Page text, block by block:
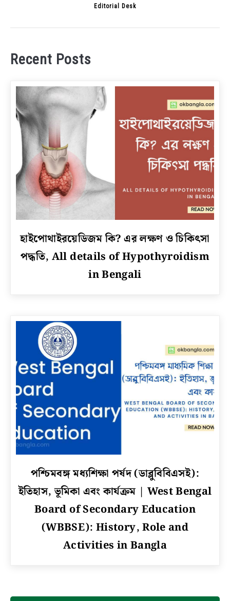
Editorial Desk
Recent Posts
link
হাইপোথাইরয়েডিজম
চিকিৎসা
details
of
Hypothyroidism
in
Bengali
হাইপোথাইরয়েডিজম কি? এর লক্ষণ ও চিকিৎসা
পদ্ধতি, All details of Hypothyroidism
in Bengali
to
পশ্চিমবঙ্গ
মধ্যশিক্ষা
(ডাব্লুবিবিএসই):
|
পশ্চিমবঙ্গ মধ্যশিক্ষা পর্ষদ (ডাব্লুবিবিএসই):
ইতিহাস, ভূমিকা এবং কার্যক্রম | West Bengal
Board of Secondary Education
(WBBSE): History, Role and
Activities in Bangla